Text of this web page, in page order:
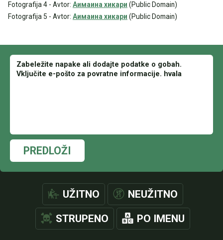
Fotografija 4 - Avtor: Аимаина хикари (Public Domain)
Fotografija 5 - Avtor: Aимаина хикари (Public Domain)
PREDLOŽI
UŽITNO NEUŽITNO
STRUPENO PO IMENU